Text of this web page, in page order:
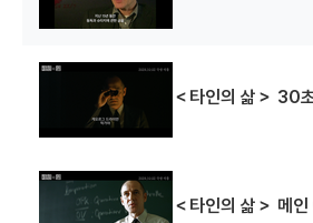
＜타인의 삶＞ 30
＜타인의 삶＞ 메인